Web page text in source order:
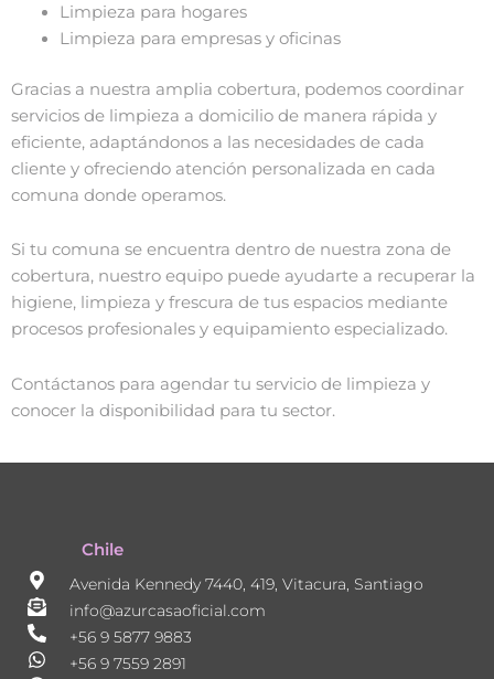
Limpieza para hogares
Limpieza para empresas y oficinas
Gracias a nuestra amplia cobertura, podemos coordinar
servicios de limpieza a domicilio de manera rápida y
eficiente, adaptándonos a las necesidades de cada
cliente y ofreciendo atención personalizada en cada
comuna donde operamos.
Si tu comuna se encuentra dentro de nuestra zona de
cobertura, nuestro equipo puede ayudarte a recuperar la
higiene, limpieza y frescura de tus espacios mediante
procesos profesionales y equipamiento especializado.
Contáctanos para agendar tu servicio de limpieza y
conocer la disponibilidad para tu sector.
Chile
Avenida Kennedy 7440, 419, Vitacura, Santiago
info@azurcasaoficial.com
+56 9 5877 9883
+56 9 7559 2891